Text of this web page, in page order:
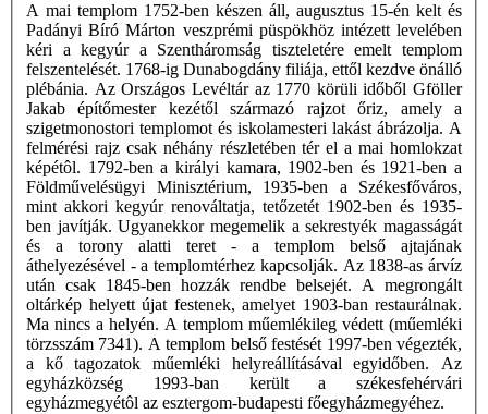
A mai templom 1752-ben készen áll, augusztus 15-én kelt és
Padányi Bíró Márton veszprémi püspökhöz intézett levelében
kéri a kegyúr a Szentháromság tiszteletére emelt templom
felszentelését. 1768-ig Dunabogdány filiája, ettől kezdve önálló
plébánia. Az Országos Levéltár az 1770 körüli időből Gföller
Jakab építőmester kezétől származó rajzot őriz, amely a
szigetmonostori templomot és iskolamesteri lakást ábrázolja. A
felmérési rajz csak néhány részletében tér el a mai homlokzat
képétôl. 1792-ben a királyi kamara, 1902-ben és 1921-ben a
Földművelésügyi Minisztérium, 1935-ben a Székesfőváros,
mint akkori kegyúr renováltatja, tetőzetét 1902-ben és 1935-
ben javítják. Ugyanekkor megemelik a sekrestyék magasságát
és a torony alatti teret - a templom belső ajtajának
áthelyezésével - a templomtérhez kapcsolják. Az 1838-as árvíz
után csak 1845-ben hozzák rendbe belsejét. A megrongált
oltárkép helyett újat festenek, amelyet 1903-ban restaurálnak.
Ma nincs a helyén. A templom műemlékileg védett (műemléki
törzsszám 7341). A templom belső festését 1997-ben végezték,
a kő tagozatok műemléki helyreállításával egyidőben. Az
egyházközség 1993-ban került a székesfehérvári
egyházmegyétôl az esztergom-budapesti főegyházmegyéhez.